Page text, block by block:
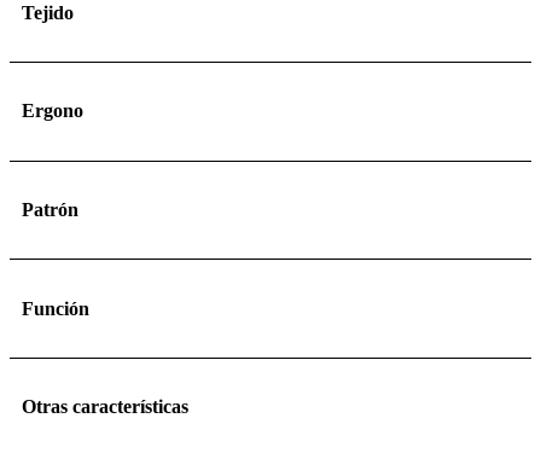
Tejido
Ergono
Patrón
Función
Otras características